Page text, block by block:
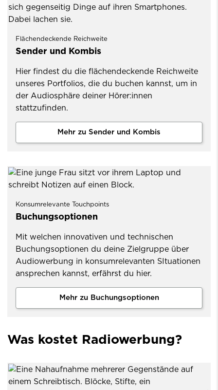
Flächendeckende Reichweite
Sender und Kombis
Hier findest du die flächendeckende Reichweite
unseres Portfolios, die du buchen kannst, um in
der Audiosphäre deiner Hörer:innen
stattzufinden.
Mehr zu Sender und Kombis
Konsumrelevante Touchpoints
Buchungsoptionen
Mit welchen innovativen und technischen
Buchungsoptionen du deine Zielgruppe über
Audiowerbung in konsumrelevanten SItuationen
ansprechen kannst, erfährst du hier.
Mehr zu Buchungsoptionen
Was kostet Radiowerbung?